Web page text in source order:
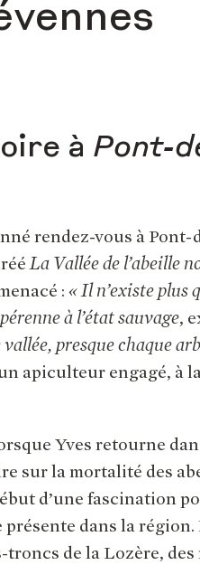
à Pont-
rendez-vous à
La Vallée de l’abeille
: « Il n’existe plus
à l’état sauvage,
presque chaque
apiculteur engagé, à
Yves retourne
sur la mortalité des
d’une fascination
dans la
de la Lozère, des